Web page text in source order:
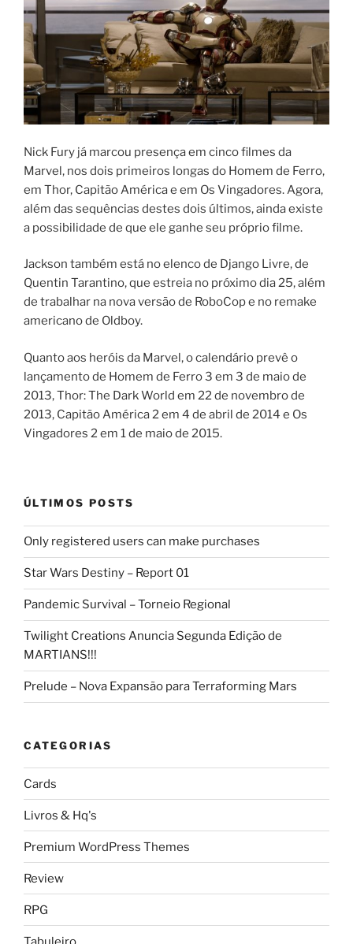
Nick Fury já marcou presença em cinco filmes da
Marvel, nos dois primeiros longas do Homem de Ferro,
em Thor, Capitão América e em Os Vingadores. Agora,
além das sequências destes dois últimos, ainda existe
a possibilidade de que ele ganhe seu próprio filme.
Jackson também está no elenco de Django Livre, de
Quentin Tarantino, que estreia no próximo dia 25, além
de trabalhar na nova versão de RoboCop e no remake
americano de Oldboy.
Quanto aos heróis da Marvel, o calendário prevê o
lançamento de Homem de Ferro 3 em 3 de maio de
2013, Thor: The Dark World em 22 de novembro de
2013, Capitão América 2 em 4 de abril de 2014 e Os
Vingadores 2 em 1 de maio de 2015.
ÚLTIMOS POSTS
Only registered users can make purchases
Star Wars Destiny – Report 01
Pandemic Survival – Torneio Regional
Twilight Creations Anuncia Segunda Edição de
MARTIANS!!!
Prelude – Nova Expansão para Terraforming Mars
CATEGORIAS
Cards
Livros & Hq's
Premium WordPress Themes
Review
RPG